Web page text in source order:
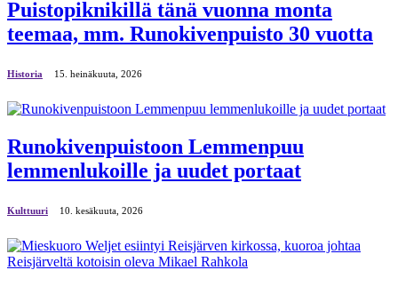
Puistopiknikillä tänä vuonna monta
teemaa, mm. Runokivenpuisto 30 vuotta
Historia 15. heinäkuuta, 2026
Runokivenpuistoon Lemmenpuu
lemmenlukoille ja uudet portaat
Kulttuuri 10. kesäkuuta, 2026